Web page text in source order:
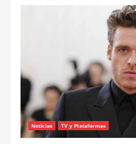
Noticias TV y Plataformas